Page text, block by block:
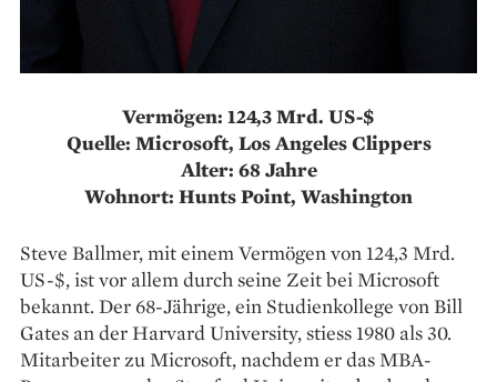
Vermögen: 124,3 Mrd. US-$
Quelle: Microsoft, Los Angeles Clippers
Alter: 68 Jahre
Wohnort: Hunts Point, Washington
Steve Ballmer, mit einem Vermögen von 124,3 Mrd.
US-$, ist vor allem durch seine Zeit bei Microsoft
bekannt. Der 68-Jährige, ein Studienkollege von Bill
Gates an der Harvard University, stiess 1980 als 30.
Mitarbeiter zu Microsoft, nachdem er das MBA-